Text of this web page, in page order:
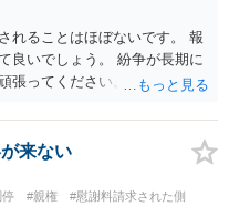
れることはほぼないです。 報
良いでしょう。 紛争が長期に
張ってください。
来ない
停 #親権 #慰謝料請求された側